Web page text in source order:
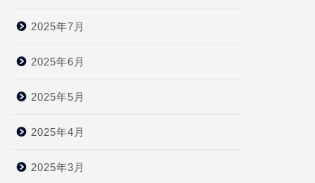
2025年7月
2025年6月
2025年5月
2025年4月
2025年3月